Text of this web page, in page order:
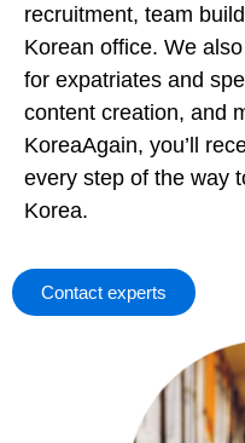
recruitment, team
Korean office. We
for expatriates and
content creation, and
KoreaAgain, you’ll
every step of the way
Korea.
Contact experts